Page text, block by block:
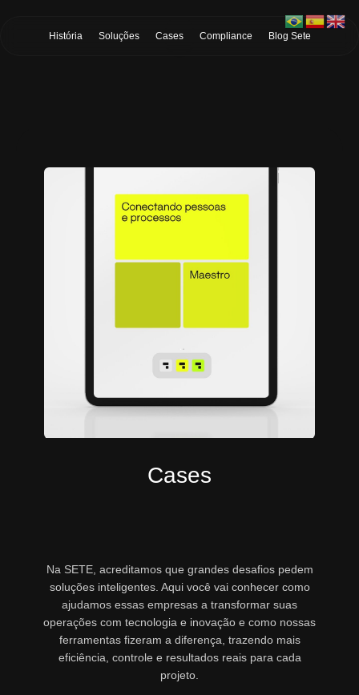
História Soluções Cases Compliance Blog Sete
Cases
Na SETE, acreditamos que grandes desafios pedem
soluções inteligentes. Aqui você vai conhecer como
ajudamos essas empresas a transformar suas
operações com tecnologia e inovação e como nossas
ferramentas fizeram a diferença, trazendo mais
eficiência, controle e resultados reais para cada
projeto.